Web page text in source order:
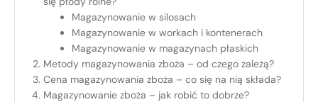
Magazynowanie w silosach
Magazynowanie w workach i kontenerach
Magazynowanie w magazynach płaskich
Metody magazynowania zboża – od czego zależą?
Cena magazynowania zboża – co się na nią składa?
Magazynowanie zboża – jak robić to dobrze?